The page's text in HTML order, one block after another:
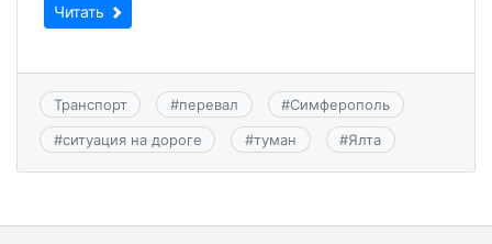
Читать
Транспорт #перевал #Симферополь
#ситуация на дороге #туман #Ялта